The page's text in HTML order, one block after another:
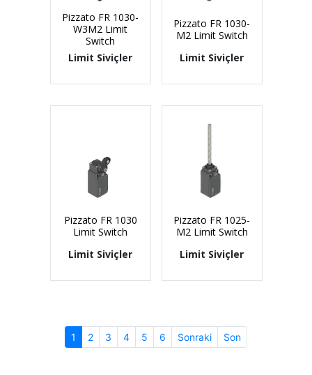
Pizzato FR 1030-
W3M2 Limit
Switch
Limit Siviçler
Pizzato FR 1030-
M2 Limit Switch
Limit Siviçler
Pizzato FR 1030
Limit Switch
Limit Siviçler
Pizzato FR 1025-
M2 Limit Switch
Limit Siviçler
1 (current)
2 3 4 5 6 Sonraki Son